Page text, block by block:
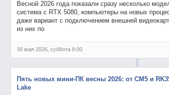
Весной 2026 года показали сразу несколько
система с RTX 5080, компьютеры на новых
даже вариант с подключением внешней
из них по
30 мая 2026, суббота 8:00
Пять новых мини-ПК весны 2026: от CM5 и
Lake